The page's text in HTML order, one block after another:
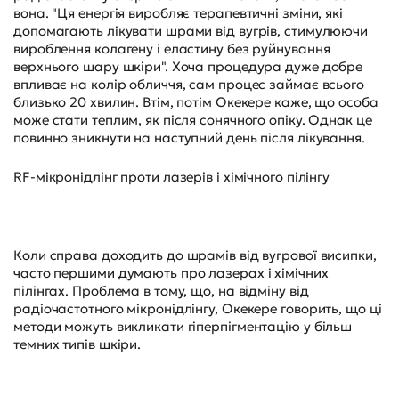
вона. "Ця енергія виробляє терапевтичні зміни, які
допомагають лікувати шрами від вугрів, стимулюючи
вироблення колагену і еластину без руйнування
верхнього шару шкіри". Хоча процедура дуже добре
впливає на колір обличчя, сам процес займає всього
близько 20 хвилин. Втім, потім Окекере каже, що особа
може стати теплим, як після сонячного опіку. Однак це
повинно зникнути на наступний день після лікування.
RF-мікронідлінг проти лазерів і хімічного пілінгу
Коли справа доходить до шрамів від вугрової висипки,
часто першими думають про лазерах і хімічних
пілінгах. Проблема в тому, що, на відміну від
радіочастотного мікронідлінгу, Окекере говорить, що ці
методи можуть викликати гіперпігментацію у більш
темних типів шкіри.